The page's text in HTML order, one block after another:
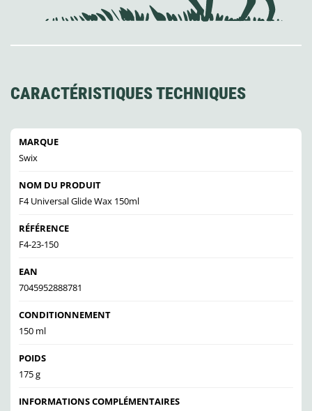
CARACTÉRISTIQUES TECHNIQUES
MARQUE
Swix
NOM DU PRODUIT
F4 Universal Glide Wax 150ml
RÉFÉRENCE
F4-23-150
EAN
7045952888781
CONDITIONNEMENT
150 ml
POIDS
175 g
INFORMATIONS COMPLÉMENTAIRES